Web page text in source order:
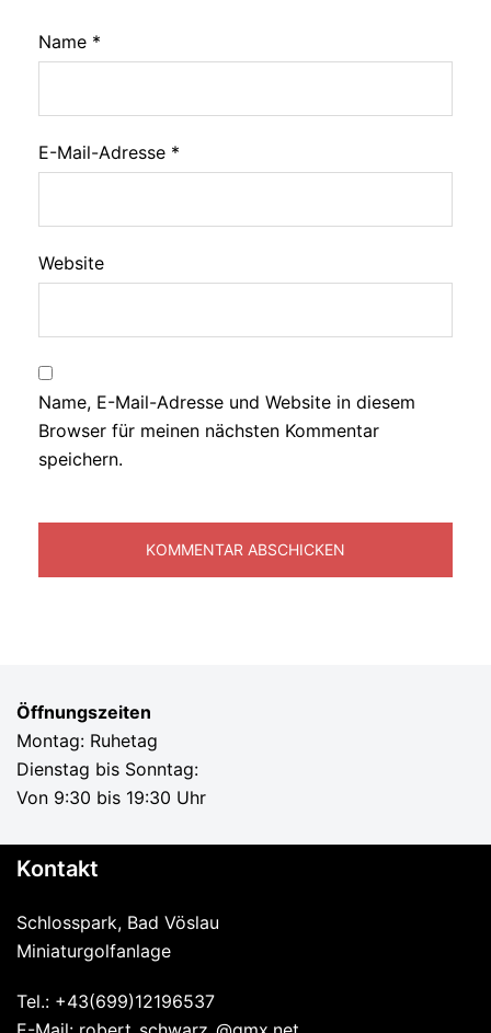
Name *
E-Mail-Adresse *
Website
Name, E-Mail-Adresse und Website in diesem
Browser für meinen nächsten Kommentar
speichern.
Öffnungszeiten
Montag: Ruhetag
Dienstag bis Sonntag:
Von 9:30 bis 19:30 Uhr
Kontakt
Schlosspark, Bad Vöslau
Miniaturgolfanlage
Tel.: +43(699)12196537